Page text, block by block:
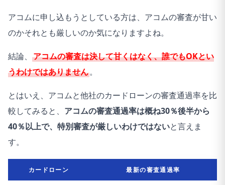
アコムに申し込もうとしている方は、アコムの審査が甘い
のかそれとも厳しいのか気になりますよね。
結論、 アコムの審査は決して甘くはなく、誰でもOKとい
うわけではありません。
とはいえ、アコムと他社のカードローンの審査通過率を比
較してみると、 アコムの審査通過率は概ね30％後半から
40％以上で、特別審査が厳しいわけではないと言えま
す。
カードローン 最新の審査通過率